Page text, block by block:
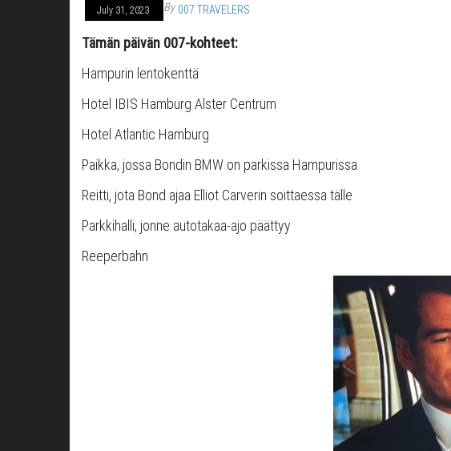
July 31, 2023 By 007 TRAVELERS
Tämän päivän 007-kohteet:
Hampurin lentokenttä
Hotel IBIS Hamburg Alster Centrum
Hotel Atlantic Hamburg
Paikka, jossa Bondin BMW on parkissa Hampurissa
Reitti, jota Bond ajaa Elliot Carverin soittaessa tälle
Parkkihalli, jonne autotakaa-ajo päättyy
Reeperbahn